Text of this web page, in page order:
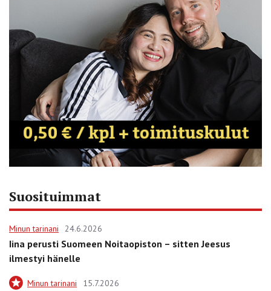
Suosituimmat
Minun tarinani 24.6.2026
Iina perusti Suomeen Noitaopiston – sitten Jeesus
ilmestyi hänelle
Minun tarinani 15.7.2026